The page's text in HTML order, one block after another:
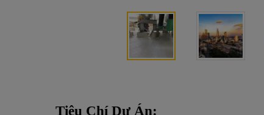
Tiêu Chí Dự Án: